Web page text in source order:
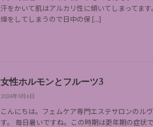
汗をかいて肌はアルカリ性に傾いてしまってま
燥をしてしまうので日中の保 […]
女性ホルモンとフルーツ3
2024年9月6日
こんにちは。フェムケア専門エステサロンのル
す。 毎日暑いですね。この時期は更年期の症状